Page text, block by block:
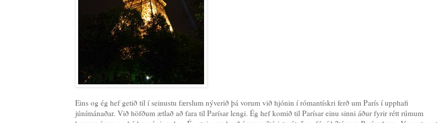
Eins og ég hef getið til í seinustu færslum nýverið þá vorum við hjónin í rómantískri ferð um París í upphafi
júnímánaðar. Við höfðum ætlað að fara til Parísar lengi. Ég hef komið til Parísar einu sinni áður fyrir rétt rúmum